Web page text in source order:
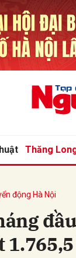
Thăng
động Hà Nội
luận